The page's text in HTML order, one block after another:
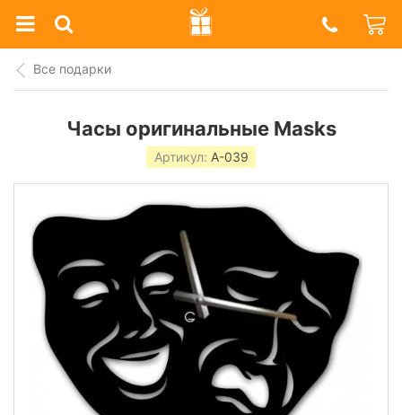
Prazdnik
Shop
Все подарки
Часы оригинальные Masks
Артикул: A-039